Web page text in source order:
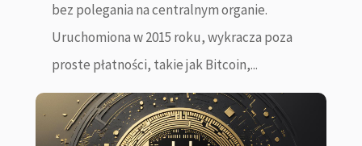
bez polegania na centralnym organie.
Uruchomiona w 2015 roku, wykracza poza
proste płatności, takie jak Bitcoin,...